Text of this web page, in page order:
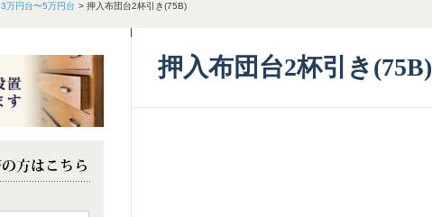
3万円台〜5万円台 押入布団台2杯引き(75B)
押入布団台2杯引き(75B)